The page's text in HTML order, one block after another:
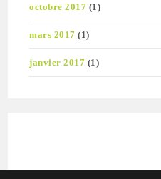
octobre 2017 (1)
mars 2017 (1)
janvier 2017 (1)